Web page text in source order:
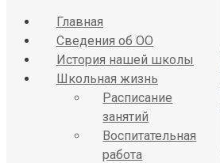
Официальный сайт
общеобразовательного
общеобразовательной
Красносельского района
Средняя школа: Горелово,
Главная
Сведения об ОО
История нашей школы
Школьная жизнь
Расписание
занятий
Воспитательная
работа